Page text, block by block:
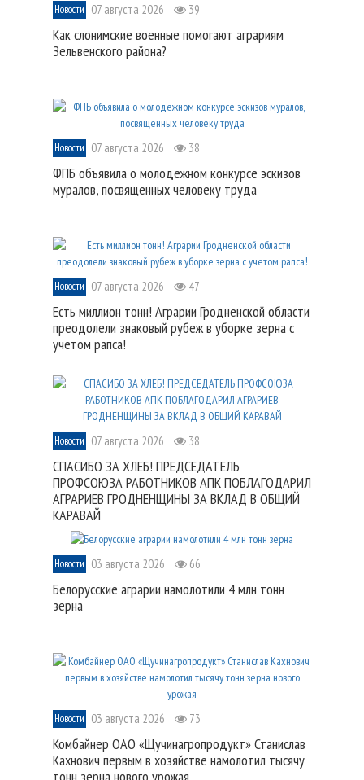
Новости 07 августа 2026 39
Как слонимские военные помогают аграриям
Зельвенского района?
Новости 07 августа 2026 38
ФПБ объявила о молодежном конкурсе эскизов
муралов, посвященных человеку труда
Новости 07 августа 2026 47
Есть миллион тонн! Аграрии Гродненской области
преодолели знаковый рубеж в уборке зерна с
учетом рапса!
Новости 07 августа 2026 38
СПАСИБО ЗА ХЛЕБ! ПРЕДСЕДАТЕЛЬ
ПРОФСОЮЗА РАБОТНИКОВ АПК ПОБЛАГОДАРИЛ
АГРАРИЕВ ГРОДНЕНЩИНЫ ЗА ВКЛАД В ОБЩИЙ
КАРАВАЙ
Новости 03 августа 2026 66
Белорусские аграрии намолотили 4 млн тонн
зерна
Новости 03 августа 2026 73
Комбайнер ОАО «Щучинагропродукт» Станислав
Кахнович первым в хозяйстве намолотил тысячу